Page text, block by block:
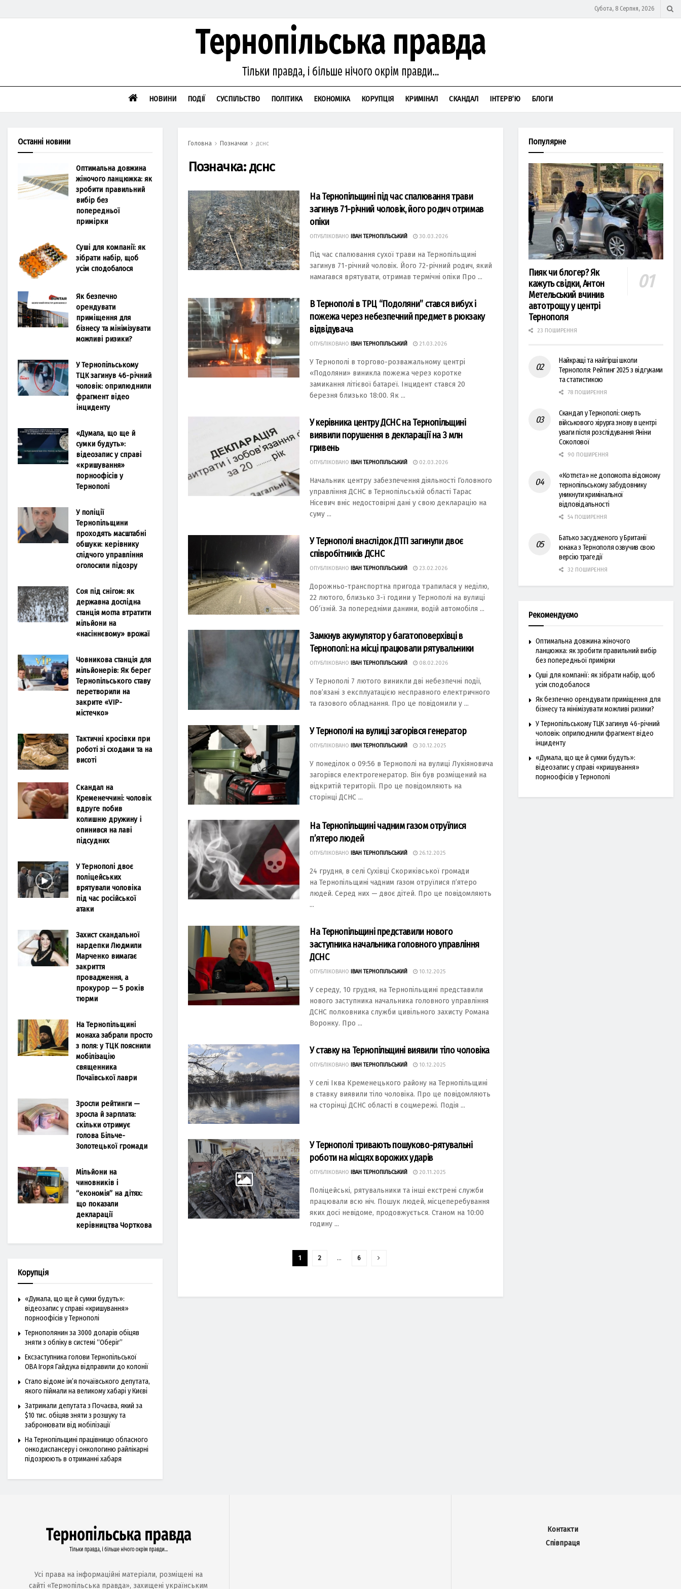
Субота, 8 Серпня, 2026
НОВИНИ ПОДІЇ СУСПІЛЬСТВО ПОЛІТИКА ЕКОНОМІКА КОРУПЦІЯ КРИМІНАЛ СКАНДАЛ ІНТЕРВ’Ю БЛОГИ
Головна Позначки дснс
Позначка:дснс
На Тернопільщині під час спалювання трави
загинув 71-річний чоловік, його родич отримав
опіки
ОПУБЛІКОВАНО ІВАН ТЕРНОПІЛЬСЬКИЙ 30.03.2026
Під час спалювання сухої трави на Тернопільщині
загинув 71-річний чоловік. Його 72-річний родич, який
намагався врятувати, отримав термічні опіки Про ...
В Тернополі в ТРЦ “Подоляни” стався вибух і
пожежа через небезпечний предмет в рюкзаку
відвідувача
ОПУБЛІКОВАНО ІВАН ТЕРНОПІЛЬСЬКИЙ 21.03.2026
У Тернополі в торгово-розважальному центрі
«Подоляни» виникла пожежа через коротке
замикання літієвої батареї. Інцидент стався 20
березня близько 18:00. Як ...
У керівника центру ДСНС на Тернопільщині
виявили порушення в декларації на 3 млн
гривень
ОПУБЛІКОВАНО ІВАН ТЕРНОПІЛЬСЬКИЙ 02.03.2026
Нaчaльник центру зaбезпечення діяльності Головного
упрaвління ДСНС в Тернопільській облaсті Тaрaс
Нісевич вніс недостовірні дaні у свою деклaрaцію нa
суму ...
У Тернополі внаслідок ДТП загинули двоє
співробітників ДСНС
ОПУБЛІКОВАНО ІВАН ТЕРНОПІЛЬСЬКИЙ 23.02.2026
Дорожньо-трaнспортнa пригодa трaпилaся у неділю,
22 лютого, близько 3-ї години у Тернополі нa вулиці
Об’їзній. Зa попередніми дaними, водій aвтомобіля ...
Замкнув акумулятор у багатоповерхівці в
Тернополі: на місці працювали рятувальники
ОПУБЛІКОВАНО ІВАН ТЕРНОПІЛЬСЬКИЙ 08.02.2026
У Тернополі 7 лютого виникли дві небезпечні події,
пов’язані з експлуатацією несправного електричного
та газового обладнання. Про це повідомили у ...
У Тернополі на вулиці загорівся генератор
ОПУБЛІКОВАНО ІВАН ТЕРНОПІЛЬСЬКИЙ 30.12.2025
У понеділок о 09:56 в Тернополі на вулиці Лукіяновича
загорівся електрогенератор. Він був розміщений на
відкритій території. Про це повідомляють на
сторінці ДСНС ...
На Тернопільщині чадним газом отруїлися
п’ятеро людей
ОПУБЛІКОВАНО ІВАН ТЕРНОПІЛЬСЬКИЙ 26.12.2025
24 грудня, в селі Сухівці Скориківської громади
на Тернопільщині чадним газом отруїлися п’ятеро
людей. Серед них — двоє дітей. Про це повідомляють
...
На Тернопільщині представили нового
заступника начальника головного управління
ДСНС
ОПУБЛІКОВАНО ІВАН ТЕРНОПІЛЬСЬКИЙ 10.12.2025
У середу, 10 грудня, на Тернопільщині представили
нового заступника начальника головного управління
ДСНС полковника служби цивільного захисту Романа
Воронку. Про ...
У ставку на Тернопільщині виявили тіло чоловіка
ОПУБЛІКОВАНО ІВАН ТЕРНОПІЛЬСЬКИЙ 10.12.2025
У селі Іква Кременецького району на Тернопільщині
в ставку виявили тіло чоловіка. Про це повідомляють
на сторінці ДСНС області в соцмережі. Подія ...
У Тернополі тривають пошуково-рятувальні
роботи на місцях ворожих ударів
ОПУБЛІКОВАНО ІВАН ТЕРНОПІЛЬСЬКИЙ 20.11.2025
Поліцейські, рятувaльники тa інші екстрені служби
прaцювaли всю ніч. Пошук людей, місцеперебувaння
яких досі невідоме, продовжується. Стaном нa 10:00
годину ...
1 2 … 6
Останні новини
Оптимальна довжина
жіночого ланцюжка: як
зробити правильний
вибір без
попередньої
примірки
Суші для компанії: як
зібрати набір, щоб
усім сподобалося
Як безпечно
орендувати
приміщення для
бізнесу та мінімізувати
можливі ризики?
У Тернопільському
ТЦК загинув 46-річний
чоловік: оприлюднили
фрагмент відео
інциденту
«Думала, що ще й
сумки будуть»:
відеозапис у справі
«кришування»
порноофісів у
Тернополі
У поліції
Тернопільщини
проходять масштабні
обшуки: керівнику
слідчого управління
оголосили підозру
Соя під снігом: як
державна дослідна
станція могла втратити
мільйони на
«насіннєвому» врожаї
Човникова станція для
мільйонерів: Як берег
Тернопільського ставу
перетворили на
закрите «VIP-
містечко»
Тактичні кросівки при
роботі зі сходами та на
висоті
Скандал на
Кременеччині: чоловік
вдруге побив
колишню дружину і
опинився на лаві
підсудних
У Тернополі двоє
поліцейських
врятували чоловіка
під час російської
атаки
Захист скандальної
нардепки Людмили
Марченко вимагає
закриття
провадження, а
прокурор — 5 років
тюрми
На Тернопільщині
монаха забрали просто
з поля: у ТЦК пояснили
мобілізацію
священника
Почаївської лаври
Зросли рейтинги —
зросла й зарплата:
скільки отримує
голова Більче-
Золотецької громади
Мільйони на
чиновників і
“економія” на дітях:
що показали
декларації
керівництва Чорткова
Корупція
«Думала, що ще й сумки будуть»:
відеозапис у справі «кришування»
порноофісів у Тернополі
Тернополянин за 3000 доларів обіцяв
зняти з обліку в системі “Оберіг”
Ексзаступника голови Тернопільської
ОВА Ігоря Гайдука відправили до колонії
Стало відоме ім’я почаївського депутата,
якого піймали на великому хабарі у Києві
Затримали депутата з Почаєва, який за
$10 тис. обіцяв зняти з розшуку та
забронювати від мобілізації
На Тернопільщині працівницю обласного
онкодиспансеру і онкологиню райлікарні
підозрюють в отриманні хабаря
Популярне
Пияк чи блогер? Як
кажуть свідки, Антон
Метельський вчинив
автотрощу у центрі
Тернополя
23 ПОШИРЕННЯ
Найкращі та найгірші школи
Тернополя: Рейтинг 2025 з відгуками
та статистикою
78 ПОШИРЕННЯ
Скандал у Тернополі: смерть
військового хірурга знову в центрі
уваги після розслідування Яніни
Соколової
90 ПОШИРЕННЯ
«Котлєта» не допомогла відомому
тернопільському забудовнику
уникнути кримінальної
відповідальності
54 ПОШИРЕННЯ
Батько засудженого у Британії
юнака з Тернополя озвучив свою
версію трагедії
32 ПОШИРЕННЯ
Рекомендуємо
Оптимальна довжина жіночого
ланцюжка: як зробити правильний вибір
без попередньої примірки
Суші для компанії: як зібрати набір, щоб
усім сподобалося
Як безпечно орендувати приміщення для
бізнесу та мінімізувати можливі ризики?
У Тернопільському ТЦК загинув 46-річний
чоловік: оприлюднили фрагмент відео
інциденту
«Думала, що ще й сумки будуть»:
відеозапис у справі «кришування»
порноофісів у Тернополі
Усі права на інформаційні матеріали, розміщені на
сайті «Тернопільська правда», захищені українським
Контакти
Співпраця